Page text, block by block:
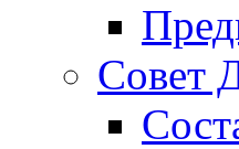
Совет